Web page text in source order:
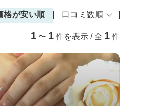
格が安い順 口コミ数順
1 〜 1 件を表示 / 全 1 件